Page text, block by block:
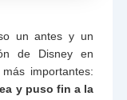
un antes y un
de Disney en
importantes:
y puso fin a la